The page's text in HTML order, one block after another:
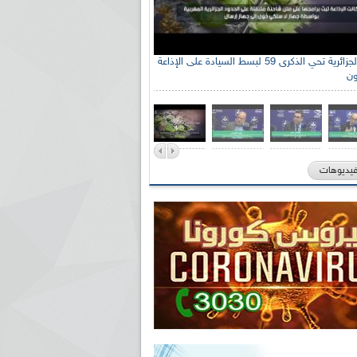
الإذاعة الجزائرية تحي الذكرى 59 لبسط السيادة على الإذاعة